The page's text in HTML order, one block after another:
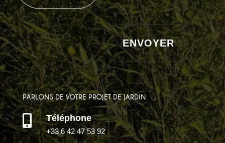
ENVOYER
PARLONS DE VOTRE PROJET DE JARDIN
 Téléphone
+33 6 42 47 53 92